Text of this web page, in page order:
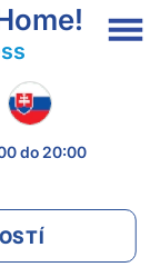
do 20:00